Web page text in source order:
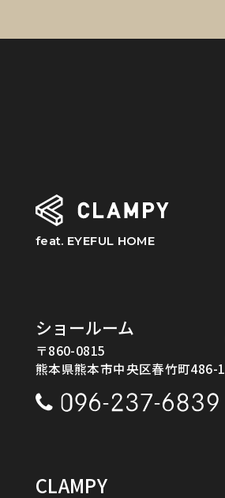
feat. EYEFUL HOME
ショールーム
〒860-0815
熊本県熊本市中央区春竹町486-1
CLAMPY